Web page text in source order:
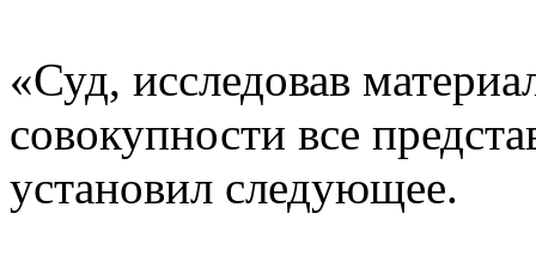
«Суд, исследовав
совокупности все
установил следующее.